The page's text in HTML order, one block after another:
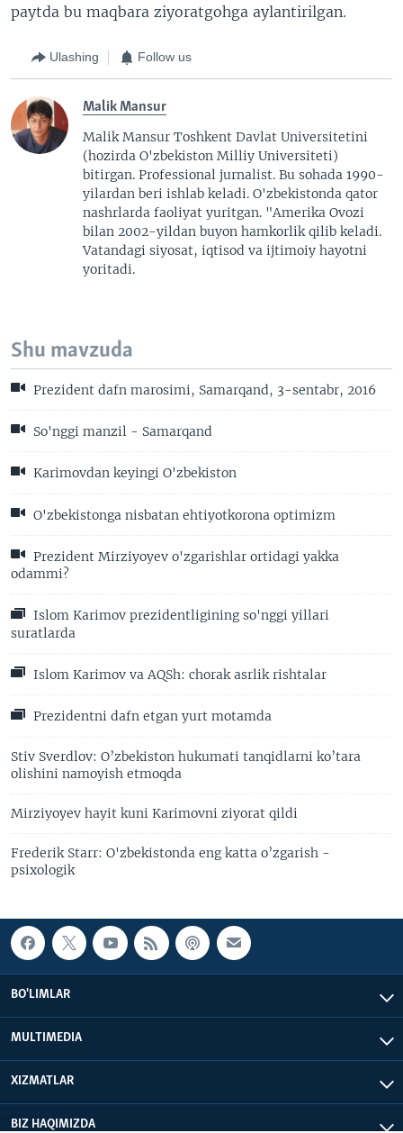
paytda bu maqbara ziyoratgohga aylantirilgan.
Ulashing Follow us
Malik Mansur
Malik Mansur Toshkent Davlat Universitetini
(hozirda O'zbekiston Milliy Universiteti)
bitirgan. Professional jurnalist. Bu sohada 1990-
yilardan beri ishlab keladi. O'zbekistonda qator
nashrlarda faoliyat yuritgan. "Amerika Ovozi
bilan 2002-yildan buyon hamkorlik qilib keladi.
Vatandagi siyosat, iqtisod va ijtimoiy hayotni
yoritadi.
Shu mavzuda
Prezident dafn marosimi, Samarqand, 3-sentabr, 2016
So'nggi manzil - Samarqand
Karimovdan keyingi O'zbekiston
O'zbekistonga nisbatan ehtiyotkorona optimizm
Prezident Mirziyoyev o'zgarishlar ortidagi yakka
odammi?
Islom Karimov prezidentligining so'nggi yillari
suratlarda
Islom Karimov va AQSh: chorak asrlik rishtalar
Prezidentni dafn etgan yurt motamda
Stiv Sverdlov: O’zbekiston hukumati tanqidlarni ko’tara
olishini namoyish etmoqda
Mirziyoyev hayit kuni Karimovni ziyorat qildi
Frederik Starr: O'zbekistonda eng katta o’zgarish -
psixologik
BO'LIMLAR
MULTIMEDIA
XIZMATLAR
BIZ HAQIMIZDA